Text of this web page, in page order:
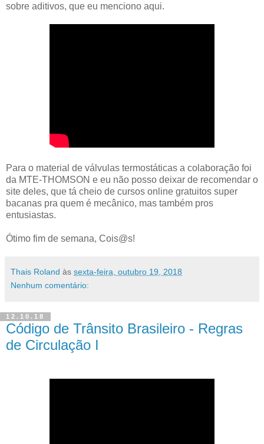
sobre aditivos, que eu menciono aqui.
Para o material de válvulas termostáticas a colaboração foi
da MTE-THOMSON e eu não posso deixar de recomendar o
site deles, que tá cheio de cursos online gratuitos super
bacanas pra quem é mecânico, mas também pros
entusiastas.
Ótimo fim de semana, Cois@s!
Thais Roland às sexta-feira, outubro 19, 2018
Nenhum comentário:
12.10.18
Código de Trânsito Brasileiro - Regras
de Circulação I